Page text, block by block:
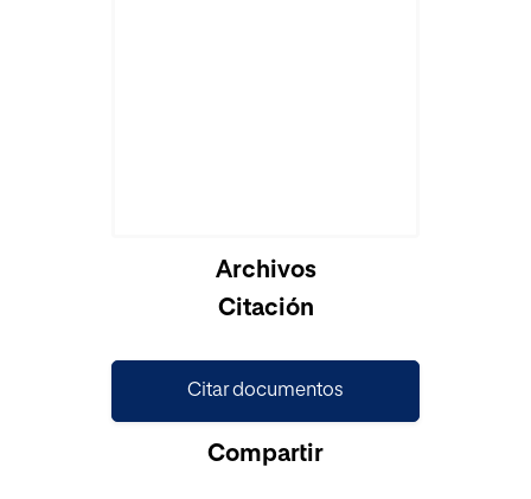
Archivos
Citación
Citar documentos
Compartir